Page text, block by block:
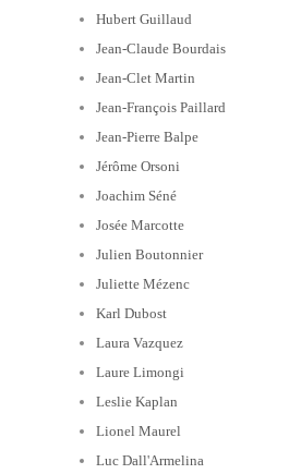
Hubert Guillaud
Jean-Claude Bourdais
Jean-Clet Martin
Jean-François Paillard
Jean-Pierre Balpe
Jérôme Orsoni
Joachim Séné
Josée Marcotte
Julien Boutonnier
Juliette Mézenc
Karl Dubost
Laura Vazquez
Laure Limongi
Leslie Kaplan
Lionel Maurel
Luc Dall'Armelina